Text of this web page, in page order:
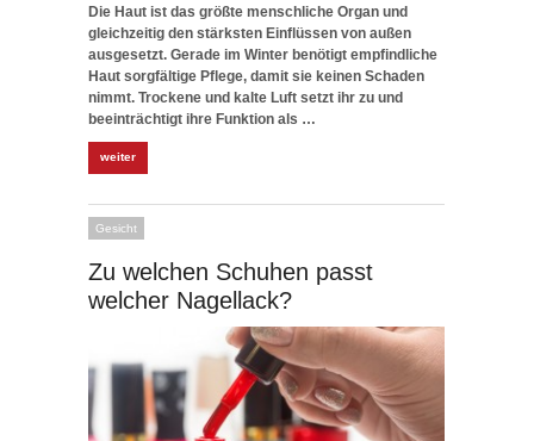
Die Haut ist das größte menschliche Organ und
gleichzeitig den stärksten Einflüssen von außen
ausgesetzt. Gerade im Winter benötigt empfindliche
Haut sorgfältige Pflege, damit sie keinen Schaden
nimmt. Trockene und kalte Luft setzt ihr zu und
beeinträchtigt ihre Funktion als …
weiter
Gesicht
Zu welchen Schuhen passt
welcher Nagellack?